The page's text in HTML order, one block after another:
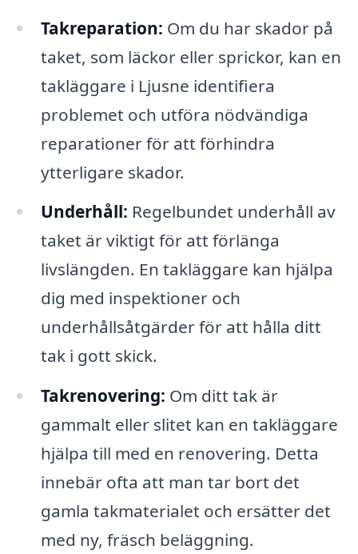
Takreparation: Om du har skador på
taket, som läckor eller sprickor, kan en
takläggare i Ljusne identifiera
problemet och utföra nödvändiga
reparationer för att förhindra
ytterligare skador.
Underhåll: Regelbundet underhåll av
taket är viktigt för att förlänga
livslängden. En takläggare kan hjälpa
dig med inspektioner och
underhållsåtgärder för att hålla ditt
tak i gott skick.
Takrenovering: Om ditt tak är
gammalt eller slitet kan en takläggare
hjälpa till med en renovering. Detta
innebär ofta att man tar bort det
gamla takmaterialet och ersätter det
med ny, fräsch beläggning.